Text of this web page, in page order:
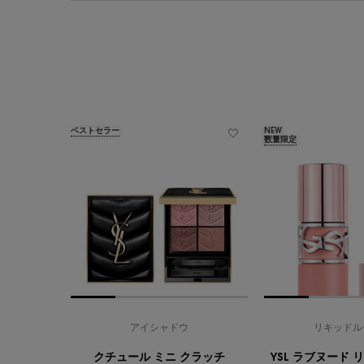
ベストセラー
アイシャドウ
クチュール ミニ クラッチ
NEW
数量限定
リキッド
YSL ラブヌード